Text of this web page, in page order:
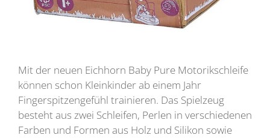
Mit der neuen Eichhorn Baby Pure Motorikschleife
können schon Kleinkinder ab einem Jahr
Fingerspitzengefühl trainieren. Das Spielzeug
besteht aus zwei Schleifen, Perlen in verschiedenen
Farben und Formen aus Holz und Silikon sowie